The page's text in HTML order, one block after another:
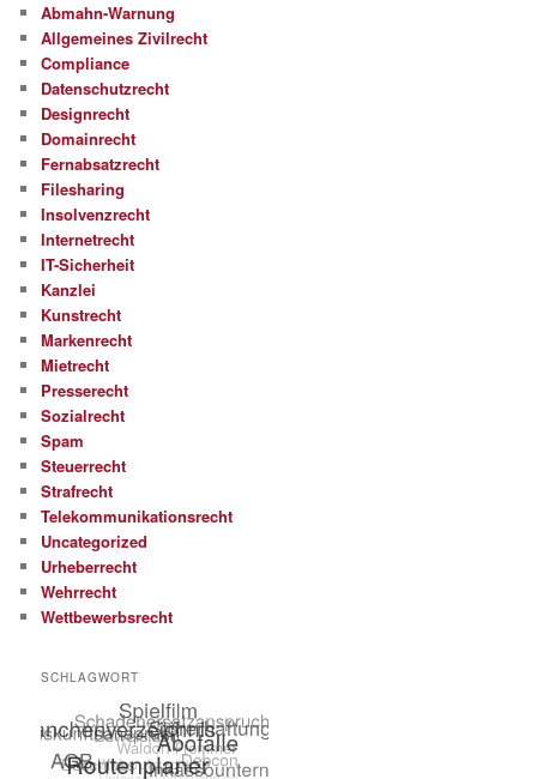
Abmahn-Warnung
Allgemeines Zivilrecht
Compliance
Datenschutzrecht
Designrecht
Domainrecht
Fernabsatzrecht
Filesharing
Insolvenzrecht
Internetrecht
IT-Sicherheit
Kanzlei
Kunstrecht
Markenrecht
Mietrecht
Presserecht
Sozialrecht
Spam
Steuerrecht
Strafrecht
Telekommunikationsrecht
Uncategorized
Urheberrecht
Wehrrecht
Wettbewerbsrecht
SCHLAGWORT